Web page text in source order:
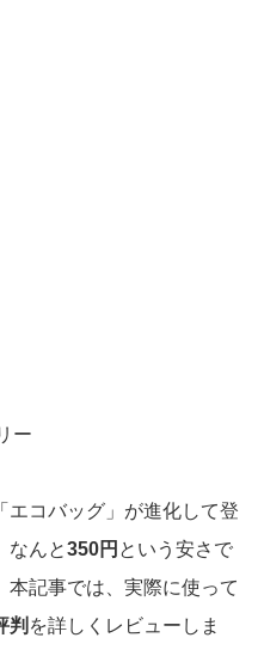
ー
エコバッグ」が進化して登
なんと350円 という安さで
本記事では、実際に使って
判 を詳しくレビューしま